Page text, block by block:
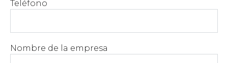
Teléfono
Nombre de la empresa